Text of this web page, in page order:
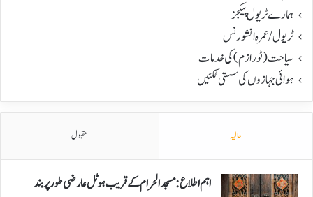
ہمارے ٹریول پیکجز
ٹریول/عمرہ انشورنس
سیاحت(ٹورازم) کی خدمات
ہوائی جہازوں کی سستی ٹکٹیں
حالیہ مقبول
اہم اطلاع: مسجد الحرام کے قریب ہوٹل عارضی طور پر بند